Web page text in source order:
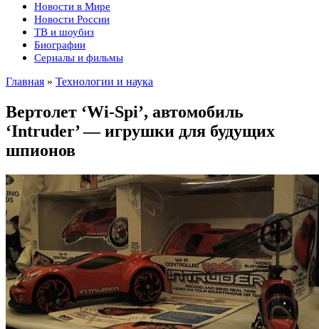
Новости в Мире
Новости России
ТВ и шоубиз
Биографии
Сериалы и фильмы
Главная » Технологии и наука
Вертолет ‘Wi-Spi’, автомобиль
‘Intruder’ — игрушки для будущих
шпионов